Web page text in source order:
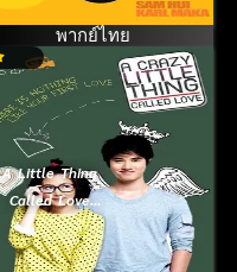
มหาเฮง ภาค 5
พากย์ไทย
A Little Thing
Called Love
(2010) สิ่งเล็กเล็ก
ที่เรียกว่ารัก